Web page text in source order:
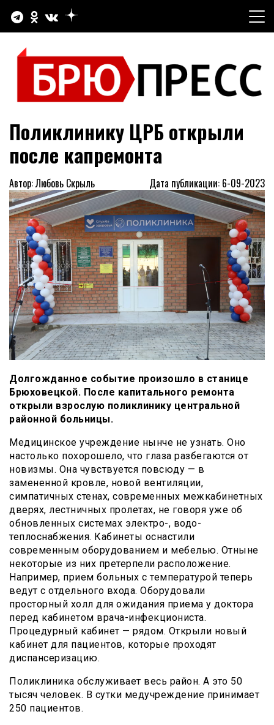
содержимому
БРЮПРЕСС
Официальный сайт газеты "Брюховецкие новости"
Поликлинику ЦРБ открыли
после капремонта
Автор: Любовь Скрыль Дата публикации: 6-09-2023
Долгожданное событие произошло в станице
Брюховецкой. После капитального ремонта
открыли взрослую поликлинику центральной
районной больницы.
Медицинское учреждение нынче не узнать. Оно
настолько похорошело, что глаза разбегаются от
новизмы. Она чувствуется повсюду — в
замененной кровле, новой вентиляции,
симпатичных стенах, современных межкабинетных
дверях, лестничных пролетах, не говоря уже об
обновленных системах электро-, водо-
теплоснабжения. Кабинеты оснастили
современным оборудованием и мебелью. Отныне
некоторые из них претерпели расположение.
Например, прием больных с температурой теперь
ведут с отдельного входа. Оборудовали
просторный холл для ожидания приема у доктора
перед кабинетом врача-инфекциониста.
Процедурный кабинет — рядом. Открыли новый
кабинет для пациентов, которые проходят
диспансеризацию.
Поликлиника обслуживает весь район. А это 50
тысяч человек. В сутки медучреждение принимает
250 пациентов.